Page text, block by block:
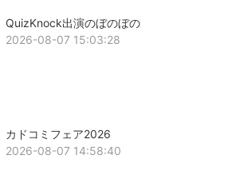
QuizKnock出演のぼのぼの
2026-08-07 15:03:28
カドコミフェア2026
2026-08-07 14:58:40